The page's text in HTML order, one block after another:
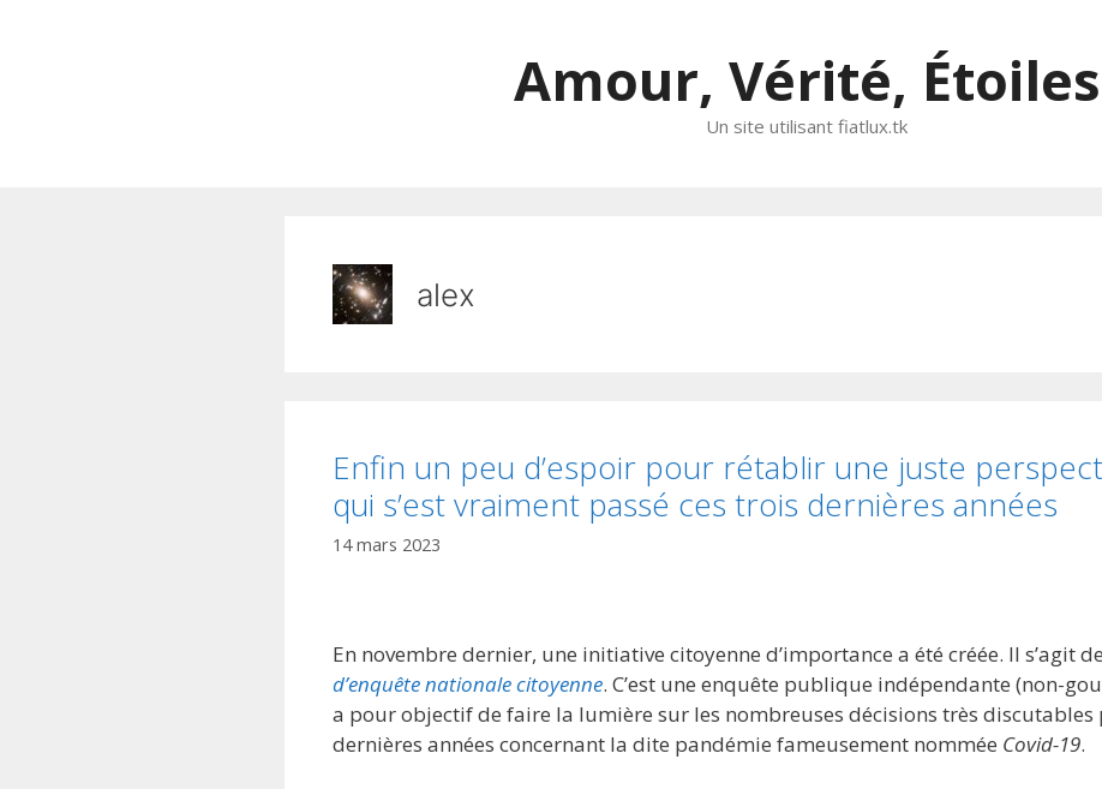
Amour, Vérité, Étoiles
Un site utilisant fiatlux.tk
alex
Enfin un peu d’espoir pour rétablir une juste
qui s’est vraiment passé ces trois dernières années
14 mars 2023
En novembre dernier, une initiative citoyenne d’importance a été créée. Il s’agit
d’enquête nationale citoyenne. C’est une enquête publique indépendante (non-
a pour objectif de faire la lumière sur les nombreuses décisions très discutables
dernières années concernant la dite pandémie fameusement nommée Covid-19.